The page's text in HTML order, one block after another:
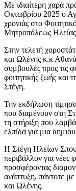
Με ιδιαίτερη χαρά
Οκτωβρίου 2025 ο
χρονιάς στο
Μητροπόλεως
Στην τελετή
και Ωλένης κ.κ
συμβουλές προς τις
φοιτητικής ζωής και
Στέγη.
Την εκδήλωση
που διαμένουν στη
τη στήριξη που
ελπίδα για μια
Η Στέγη Ηλείων
περιβάλλον για νέες
προσφέροντας
ανάπτυξη, πάντοτε
και Ωλένης.